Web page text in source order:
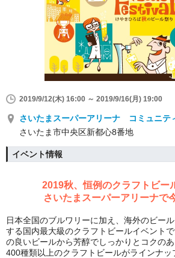
2019/9/12(木) 16:00 ～ 2019/9/16(月) 19:00
さいたまスーパーアリーナ コミュニテ
さいたま市中央区新都心8番地
イベント情報
2019秋、恒例のクラフトビー
さいたまスーパーアリーナで
日本全国のブルワリーに加え、海外のビー
する国内最大級のクラフトビールイベント
の良いビールから芳醇でしっかりとコクの
400種類以上のクラフトビールがラインナッ